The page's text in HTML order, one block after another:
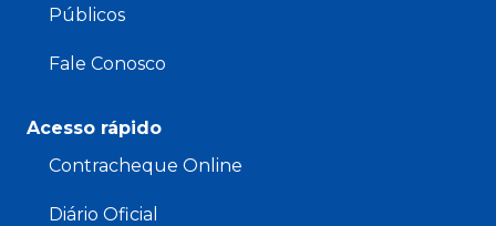
Públicos
Fale Conosco
Acesso rápido
Contracheque Online
Diário Oficial